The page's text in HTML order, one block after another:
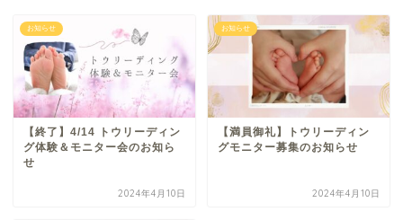
お知らせ
【終了】4/14 トウリーディン
グ体験＆モニター会のお知ら
せ
2024年4月10日
お知らせ
【満員御礼】トウリーディン
グモニター募集のお知らせ
2024年4月10日